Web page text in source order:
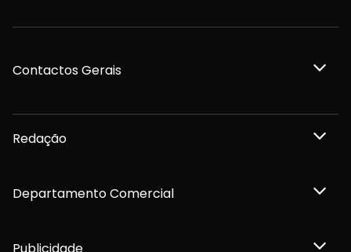
Contactos Gerais
Redação
Departamento Comercial